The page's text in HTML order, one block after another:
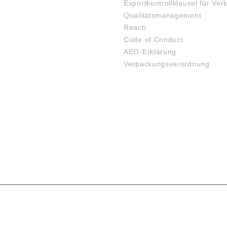
Exportkontrollklausel für
Qualitätsmanagement
Reach
Code of Conduct
AEO-Erklärung
Verpackungsverordnung